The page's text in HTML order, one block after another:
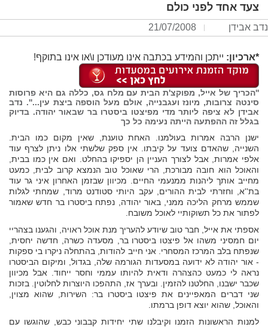
צעד אחד לפני כולם
נדב אבידן 21/07/2008
*ארכיון: ייתכן והמידע בכתבה אינו מעודכן ו\או אינו בתוקף!
''הכריך של אייל, מפוקצ'ת הבית עם מלח גס, כללה גם היא פרוסות
סינטה צרובות, מיונז ועגבנייה, אולם מעל הוספה ביצת עין...''. נדב
אבידן לא ציפה ליותר מדי מפיצטו ביסטרו בר שבאור יהודה. בדיוק
בגלל זה ההפתעה הייתה נעימה כל כך
ישנן הרבה אמרות בעולמנו. האחת טוענת, שאין מקום כמו הבית.
השנייה, שהאדם צועד על קיבתו. אין ספק שלשתי אלו ניתן לצרף עוד
אלפי אמרות, אבל לצורך העניין הן יספיקו בהחלט. ואם אין כמו בבית,
והאוכל הוא חובה מבורכת, הרי שאוכל טוב הנמצא קרוב לבית, כמעט
מחייב אותך ליהנות ממנעמי החיים. מכיוון שבזמן האחרון איני גר עוד
בת''א, וחזרתי לבית ההורים, עקב היותי סטודנט מרוד, שמחתי לגלות
שממש מרחק הליכה ממני, באור יהודה, נפתח ביסטרו בר חדש שאמור
לפתור את כל תשוקותיי לאוכל משובח.
אספתי את אייל, חבר טוב שיודע להעריך מנת אוכל ראויה, והגענו בצהריי
יום חמסיני משהו אל פיצטו ביסטרו בר, מסעדה כשרה, חדשה יחסית,
שנפתח בלב המרכז המסחרי. אני חייב להודות, בהתחלה ניקרו בי ספקות
- אור יהודה לא ידועה במסעדות הגורמה שלה, בגדול, ומיקום הביסטרו
נראה לי כמעט כהצהרה ודאית להיותו עממי וחסר ייחוד. אבל מכיוון
שכבר ישבנו, החלטנו להזמין. ובערך אז, התהפכו היוצרות לחלוטין. בזכות
שני דברים המאפיינים את פיצטו ביסטרו בר: השירות, שהוא מצוין,
והאוכל, שהוא יוצא דופן ברמתו.
למנות הראשונות הזמנו וקיבלנו שתי יחידות קבבוני כבש, שהוגשו עם